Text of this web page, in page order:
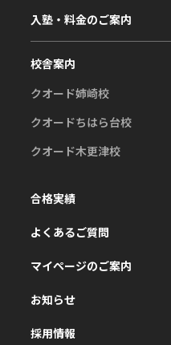
校舎案内
クオード姉崎校
クオードちはら台校
クオード木更津校
入塾・料金のご案内
合格実績
よくあるご質問
マイページのご案内
お知らせ
採用情報